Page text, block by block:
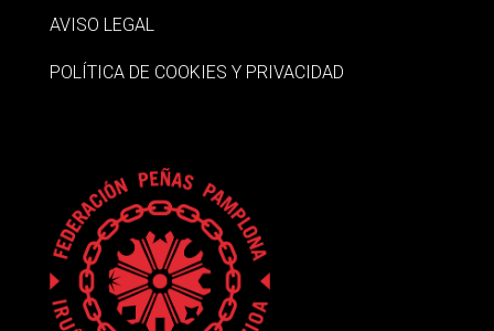
AVISO LEGAL
POLÍTICA DE COOKIES Y PRIVACIDAD